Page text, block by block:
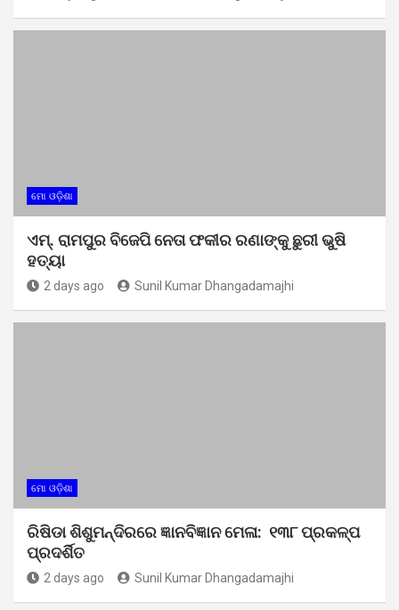
ମୋ ଓଡ଼ିଶା
ଏମ୍. ରାମପୁର ବିଜେପି ନେତା ଫକୀର ରଣାଙ୍କୁ ଛୁରୀ ଭୁଷି
ହତ୍ୟା
2 days ago Sunil Kumar Dhangadamajhi
ମୋ ଓଡ଼ିଶା
ରିଷିଡା ଶିଶୁମନ୍ଦିରରେ ଜ୍ଞାନବିଜ୍ଞାନ ମେଳା: ୧୩୮ ପ୍ରକଳ୍ପ
ପ୍ରଦର୍ଶିତ
2 days ago Sunil Kumar Dhangadamajhi